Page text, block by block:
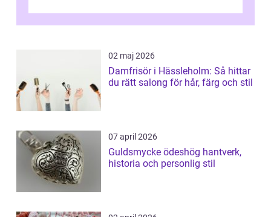
02 maj 2026
Damfrisör i Hässleholm: Så hittar
du rätt salong för hår, färg och stil
07 april 2026
Guldsmycke ödeshög hantverk,
historia och personlig stil